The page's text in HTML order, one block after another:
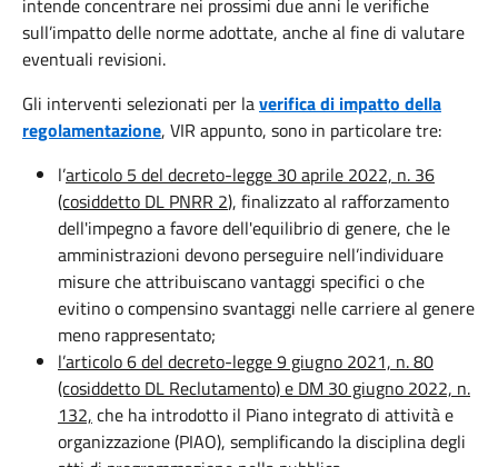
sull’impatto delle norme adottate, anche al fine di valutare
eventuali revisioni.
Gli interventi selezionati per laverifica di impatto della
regolamentazione, VIR appunto, sono in particolare tre:
l’articolo 5 del decreto-legge 30 aprile 2022, n. 36
(cosiddetto DL PNRR 2), finalizzato al rafforzamento
dell'impegno a favore dell'equilibrio di genere, che le
amministrazioni devono perseguire nell’individuare
misure che attribuiscano vantaggi specifici o che
evitino o compensino svantaggi nelle carriere al genere
meno rappresentato;
l’articolo 6 del decreto-legge 9 giugno 2021, n. 80
(cosiddetto DL Reclutamento) e DM 30 giugno 2022, n.
132, che ha introdotto il Piano integrato di attività e
organizzazione (PIAO), semplificando la disciplina degli